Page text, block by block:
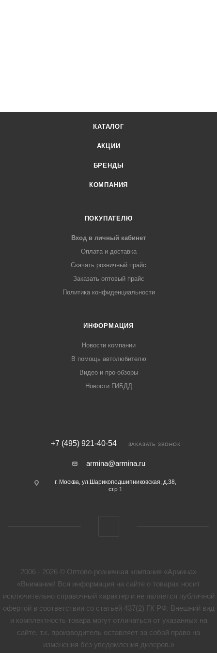
КАТАЛОГ
АКЦИИ
БРЕНДЫ
КОМПАНИЯ
ПОКУПАТЕЛЮ
Вход в личный кабинет
Оплата и доставка
Скачать розничный прайс
Заказать оптовый прайс
Политика конфиденциальности
ИНФОРМАЦИЯ
Новости компании
В помощь автолюбителю
Видео и про-обзоры
Новости ГИБДД
+7 (495) 921-40-54 ЗАКАЗАТЬ ЗВОНОК
armina@armina.ru
г. Москва, ул.Шарикоподшипниковская, д.38,
стр.1
2006 - 2026 © Оптово-розничная компания «Армина»
«Внимание! Вся информация на сайте о товарах носит
исключительно справочный характер и не является публичной
офертой в соответствии со статьей 437(2) ГК РФ. Внешний вид
и комплектность товара могут отличаться от указанных на
сайте, т.к. производитель оставляет за собой право на
изменения без уведомления дилеров.»